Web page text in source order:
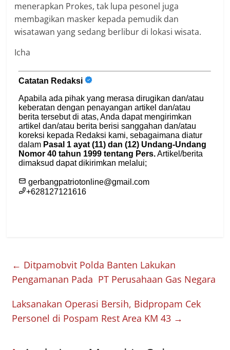
menerapkan Prokes, tak lupa pesonel juga
membagikan masker kepada pemudik dan
wisatawan yang sedang berlibur di lokasi wisata.
Icha
← Ditpamobvit Polda Banten Lakukan
Pengamanan Pada PT Perusahaan Gas Negara
Laksanakan Operasi Bersih, Bidpropam Cek
Personel di Pospam Rest Area KM 43 →